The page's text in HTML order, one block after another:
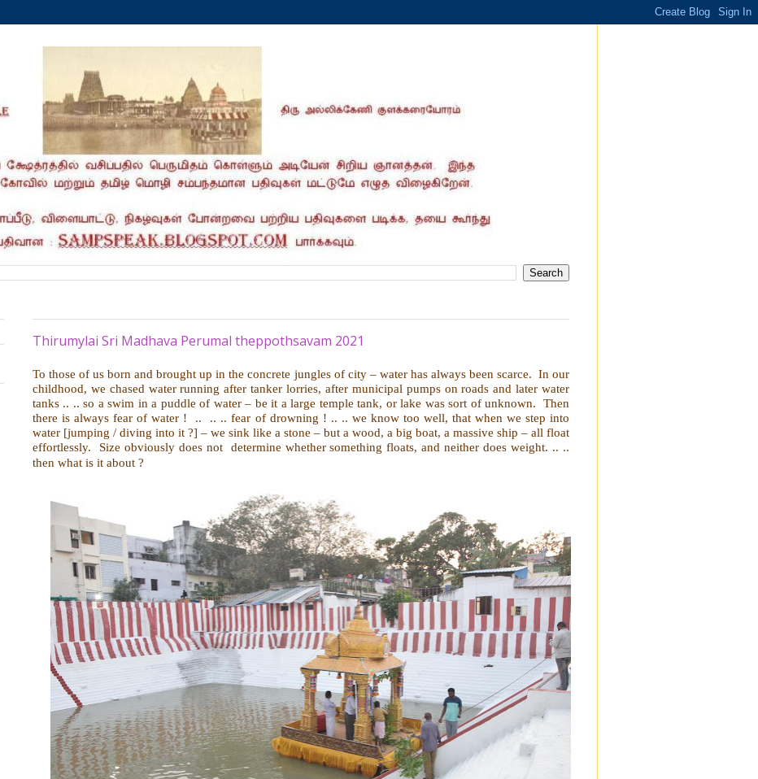
Thirumylai Sri Madhava Perumal theppothsavam 2021
To those of us born and brought up in the concrete jungles of city – water has always been scarce. In our
childhood, we chased water running after tanker lorries, after municipal pumps on roads and later water
tanks .. .. so a swim in a puddle of water – be it a large temple tank, or lake was sort of unknown. Then
there is always fear of water ! .. .. .. fear of drowning ! .. .. we know too well, that when we step into
water [jumping / diving into it ?] – we sink like a stone – but a wood, a big boat, a massive ship – all float
effortlessly. Size obviously does not determine whether something floats, and neither does weight. .. ..
then what is it about ?